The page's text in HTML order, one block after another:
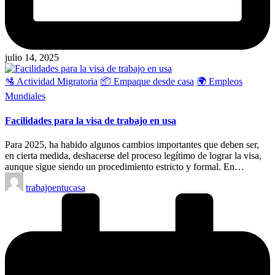
julio 14, 2025
Publicado
🛂 Actividad Migratoria 📦 Empaque desde casa 🌍 Empleos
Mundiales
Facilidades para la visa de trabajo en usa
Para 2025, ha habido algunos cambios importantes que deben ser,
en cierta medida, deshacerse del proceso legítimo de lograr la visa,
aunque sigue siendo un procedimiento estricto y formal. En…
Publicado
por
trabajoentucasa